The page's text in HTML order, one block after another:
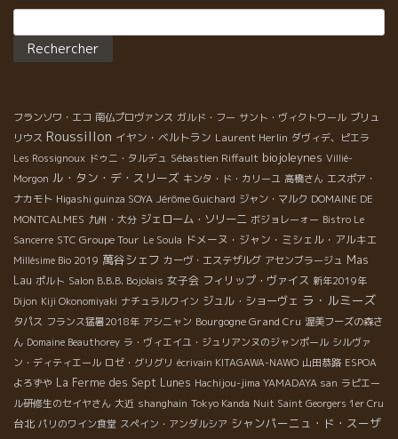
フランソワ・エコ 南仏プロヴァンス ガルド・フー サント・ヴィクトワール ブリュ
リウス Roussillon イヤン・ベルトラン Laurent Herlin ダヴィデ、ピエラ
Les Rossignoux ドゥニ・タルデュ Sébastien Riffault biojoleynes Villié-
Morgon ル・タン・デ・スリーズ キンタ・ド・カリーユ 高橋さん エスポア・
ナカモト Higashi guinza SOYA Jérôme Guichard ジャン・マルク DOMAINE DE
MONTCALMES 九州・大分 ジェローム・ソリーニ ボジョレーォー Bistro Le
Sancerre STC Groupe Tour Le Soula ドメーヌ・ジャン・ミシェル・アルキエ
Millésime Bio 2019 萬谷シェフ カーヴ・エステザルグ アセンブラージュ Mas
Lau ポルト Salon B.B.B. Bojolais 女子会 フィリップ・ヴァイス 新年2019年
Dijon Kiji Okonomiyaki ナチュラルワイン ジュル・ショーヴェ ラ・ルミーズ
タパス フランス猛暑2018年 アシニャン Bourgogne Grand Cru 渥美フーズの森さ
ん Domaine Beauthorey ラ・ヴィエイユ・ジュリアンヌのジャンポール シルヴァ
ン・ディティエール ロゼ・グリグリ écrivain KITAGAWA-NAWO 山田恭路 ESPOA
よろずや La Ferme des Sept Lunes Hachijou-jima YAMADAYA san ラピエー
ル研修生のセイヤさん 大近 shanghain Tokyo Kanda Nuit Saint Georgers 1er Cru
台北 パリのワイン食堂 スペイン・アンダルシア シャンパーニュ・ド・スーザ